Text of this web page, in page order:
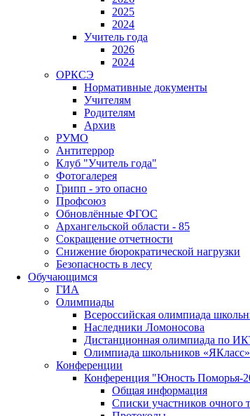
2025
2024
Учитель года
2026
2024
ОРКСЭ
Нормативные документы
Учителям
Родителям
Архив
РУМО
Антитеррор
Клуб "Учитель года"
Фотогалерея
Грипп - это опасно
Профсоюз
Обновлённые ФГОС
Архангельской области - 85
Сокращение отчетности
Снижение бюрократической нагрузки
Безопасность в лесу
Обучающимся
ГИА
Олимпиады
Всероссийская олимпиада
Наследники Ломоносова
Дистанционная олимпиада по
Олимпиада школьников «ЯКласс»
Конференции
Конференция "Юность Поморья-
Общая информация
Списки участников очного